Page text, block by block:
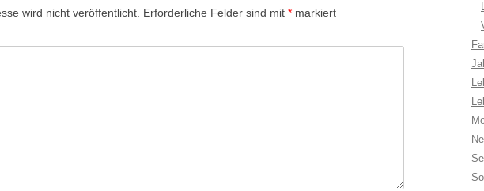
wird nicht veröffentlicht. Erforderliche Felder sind mit * markiert